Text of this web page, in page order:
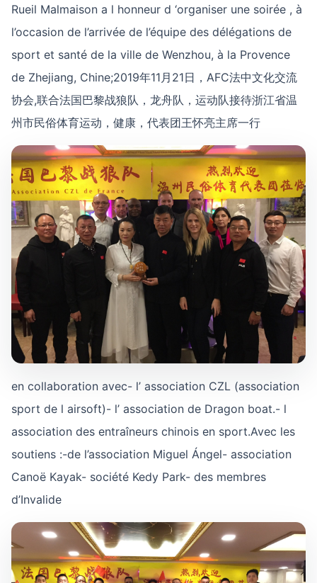
Rueil Malmaison a l honneur d ‘organiser une soirée , à
l’occasion de l’arrivée de l’équipe des délégations de
sport et santé de la ville de Wenzhou, à la Provence
de Zhejiang, Chine;2019年11月21日，AFC法中文化交流
协会,联合法国巴黎战狼队，龙舟队，运动队接待浙江省温
州市民俗体育运动，健康，代表团王怀亮主席一行
en collaboration avec- l’ association CZL (association
sport de l airsoft)- l’ association de Dragon boat.- l
association des entraîneurs chinois en sport.Avec les
soutiens :-de l’association Miguel Ángel- association
Canoë Kayak- société Kedy Park- des membres
d’Invalide